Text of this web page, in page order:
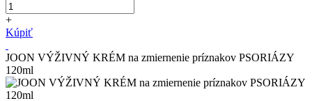
+
Kúpiť
JOON VÝŽIVNÝ KRÉM na zmiernenie príznakov PSORIÁZY
120ml